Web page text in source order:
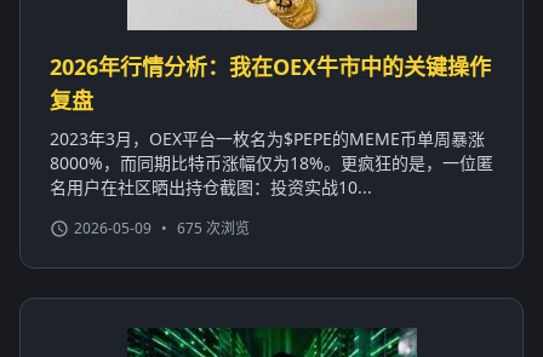
2026年行情分析：我在OEX牛市中的关键操作
复盘
2023年3月，OEX平台一枚名为$PEPE的MEME币单周暴涨
8000%，而同期比特币涨幅仅为18%。更疯狂的是，一位匿
名用户在社区晒出持仓截图：投资实战10...
2026-05-09 • 675 次浏览